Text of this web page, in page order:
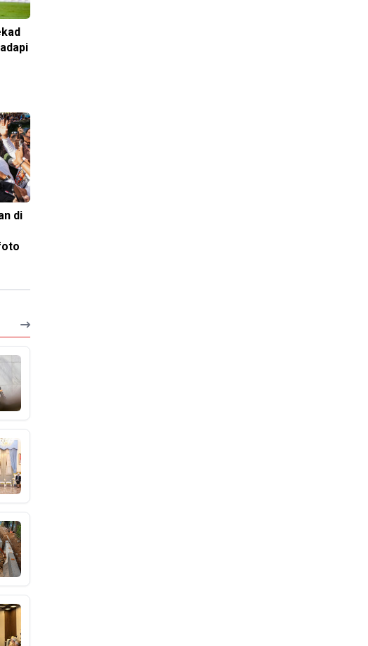
di